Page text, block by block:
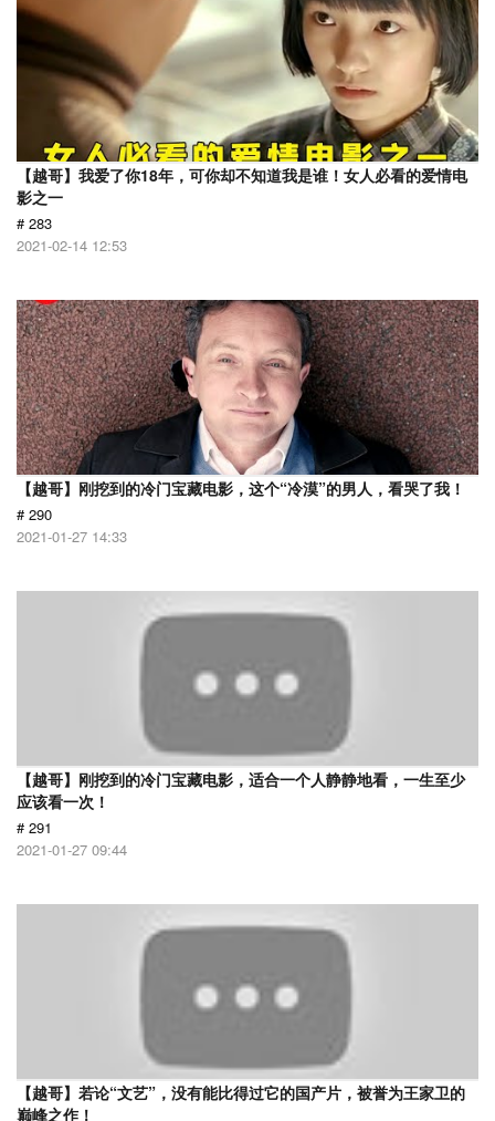
【越哥】我爱了你18年，可你却不知道我是谁！女人必看的爱情电
影之一
# 283
2021-02-14 12:53
【越哥】刚挖到的冷门宝藏电影，这个“冷漠”的男人，看哭了我！
# 290
2021-01-27 14:33
【越哥】刚挖到的冷门宝藏电影，适合一个人静静地看，一生至少
应该看一次！
# 291
2021-01-27 09:44
【越哥】若论“文艺”，没有能比得过它的国产片，被誉为王家卫的
巅峰之作！